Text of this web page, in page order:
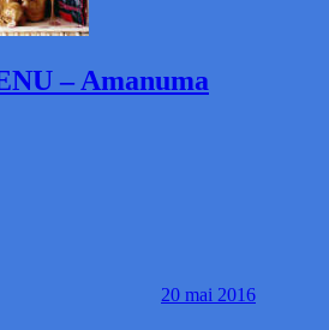
– Amanuma
20 mai 2016